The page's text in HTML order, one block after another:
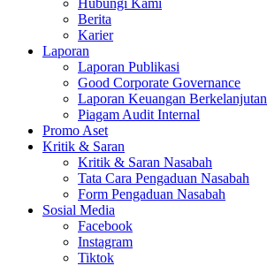
Hubungi Kami
Berita
Karier
Laporan
Laporan Publikasi
Good Corporate Governance
Laporan Keuangan Berkelanjutan
Piagam Audit Internal
Promo Aset
Kritik & Saran
Kritik & Saran Nasabah
Tata Cara Pengaduan Nasabah
Form Pengaduan Nasabah
Sosial Media
Facebook
Instagram
Tiktok